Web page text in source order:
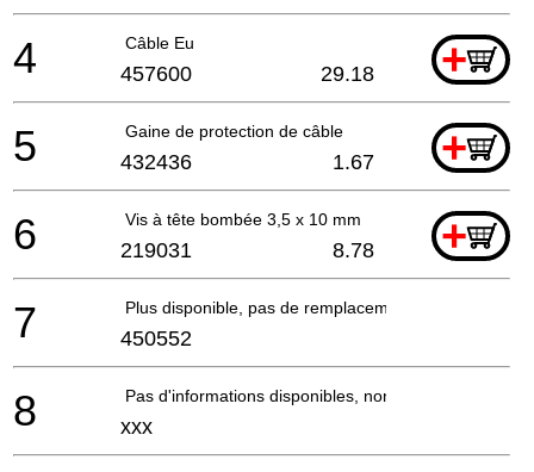
Câble Eu +
4 457600 29.18
Gaine de protection de câble +
5 432436 1.67
Vis à tête bombée 3,5 x 10 mm +
6 219031 8.78
Plus disponible, pas de remplacement
7 450552
Pas d'informations disponibles, non commandable
8 xxx